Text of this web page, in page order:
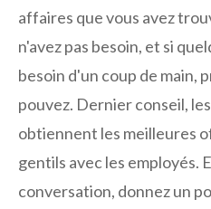
affaires que vous avez
n'avez pas besoin, et si
besoin d'un coup de main,
pouvez. Dernier conseil,
obtiennent les meilleures
gentils avec les employés.
conversation, donnez un